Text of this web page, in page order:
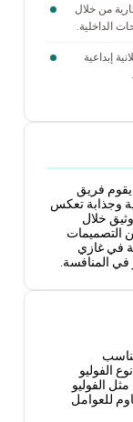
من خلال
الداخلية.
إبداعية
يقوم فريق
وجذابة تعكس
خلال
التصميمات
في غازي
في المنافسة.
الفوليو
الفوليو
للعوامل